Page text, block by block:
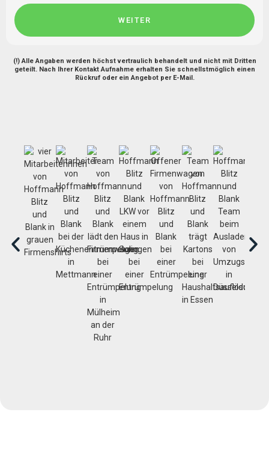
WEITER
(!) Alle Angaben werden höchst vertraulich behandelt und nicht mit Dritten
geteilt. Nach Ihrer Kontakt Aufnahme erhalten Sie schnellstmöglich einen
Rückruf oder ein Angebot per E-Mail.